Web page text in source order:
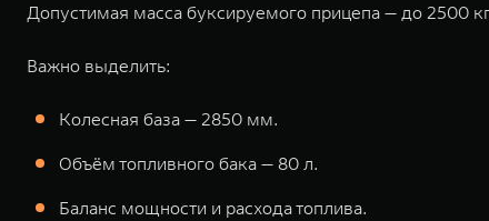
Допустимая масса буксируемого прицепа — до 2500
Важно выделить:
Колесная база — 2850 мм.
Объём топливного бака — 80 л.
Баланс мощности и расхода топлива.